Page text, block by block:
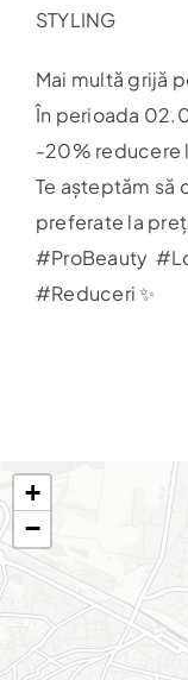
STYLING
Mai multă grijă
În perioada
-20% reducere
Te așteptăm să
preferate la
#ProBeauty
#Reduceri ✨
+
−